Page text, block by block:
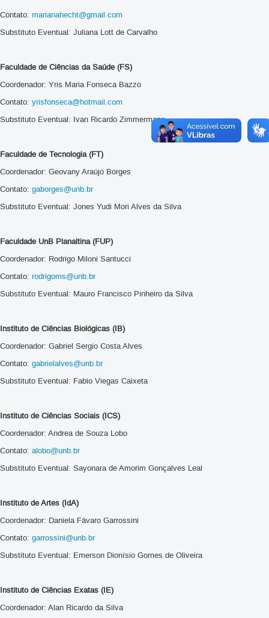
Contato: marianahecht@gmail.com
Substituto Eventual: Juliana Lott de Carvalho
Faculdade de Ciências da Saúde (FS)
Coordenador: Yris Maria Fonseca Bazzo
Contato: yrisfonseca@hotmail.com
Substituto Eventual: Ivan Ricardo Zimmermann
Faculdade de Tecnologia (FT)
Coordenador: Geovany Araújo Borges
Contato: gaborges@unb.br
Substituto Eventual: Jones Yudi Mori Alves da Silva
Faculdade UnB Planaltina (FUP)
Coordenador: Rodrigo Miloni Santucci
Contato: rodrigoms@unb.br
Substituto Eventual: Mauro Francisco Pinheiro da Silva
Instituto de Ciências Biológicas (IB)
Coordenador: Gabriel Sergio Costa Alves
Contato: gabrielalves@unb.br
Substituto Eventual: Fabio Viegas Caixeta
Instituto de Ciências Sociais (ICS)
Coordenador: Andrea de Souza Lobo
Contato: alobo@unb.br
Substituto Eventual: Sayonara de Amorim Gonçalves Leal
Instituto de Artes (IdA)
Coordenador: Daniela Fávaro Garrossini
Contato: garrossini@unb.br
Substituto Eventual: Emerson Dionísio Gomes de Oliveira
Instituto de Ciências Exatas (IE)
Coordenador: Alan Ricardo da Silva